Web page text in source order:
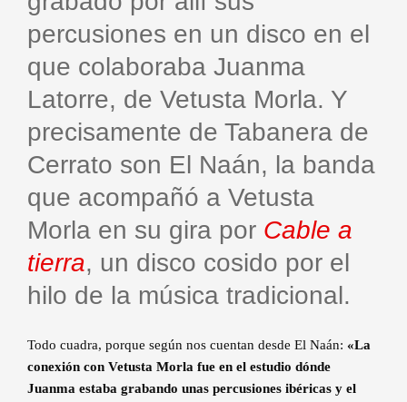
percusiones en un disco en el
que colaboraba Juanma
Latorre, de Vetusta Morla. Y
precisamente de Tabanera de
Cerrato son El Naán, la banda
que acompañó a Vetusta
Morla en su gira por Cable a
tierra, un disco cosido por el
hilo de la música tradicional.
Todo cuadra, porque según nos cuentan desde El Naán: «La
conexión con Vetusta Morla fue en el estudio dónde
Juanma estaba grabando unas percusiones ibéricas y el